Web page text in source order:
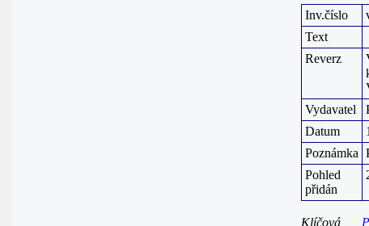
Inv.číslo
Text
Reverz
Vydavatel
Datum
Poznámka
Pohled
přidán
Klíčová